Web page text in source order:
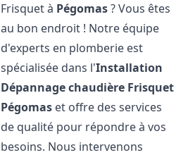
Frisquet à Pégomas? Vous êtes
au bon endroit ! Notre équipe
d'experts en plomberie est
spécialisée dans l'Installation
Dépannage chaudière Frisquet
Pégomas et offre des services
de qualité pour répondre à vos
besoins. Nous intervenons